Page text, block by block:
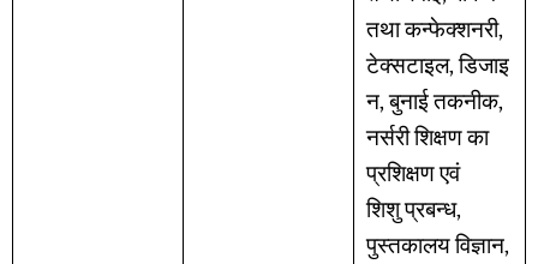
तथा कन्फेक्शनरी,
टेक्सटाइल, डिजाइ
न, बुनाई तकनीक,
नर्सरी शिक्षण का
प्रशिक्षण एवं
शिशु प्रबन्ध,
पुस्तकालय विज्ञान,